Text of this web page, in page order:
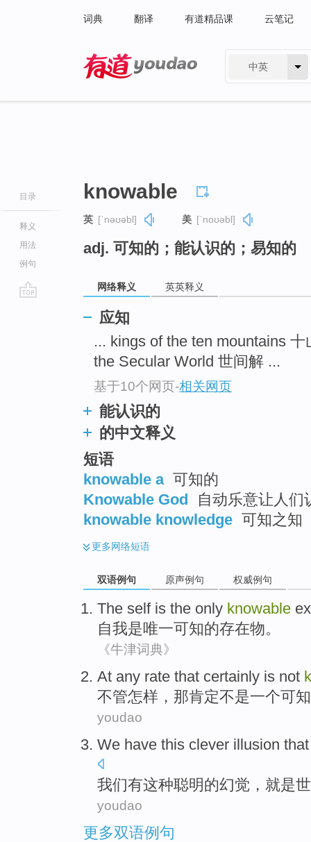
词典 翻译 有道精品课 云笔记
中英
目录
释义
用法
例句
knowable
英 [ˈnəʊəbl] 美 [ˈnoʊəbl]
adj. 可知的；能认识的；易知的
网络释义 英英释义
应知
... kings of the ten mountains
the Secular World 世间解 ...
基于10个网页-相关网页
能认识的
的中文释义
短语
knowable a 可知的
Knowable God
自动乐意让人们
knowable knowledge 可知之知
更多网络短语
双语例句 原声例句 权威例句
The self is the only knowable
自我是唯一可知的存在物。
《牛津词典》
At any rate that certainly is not
不管怎样， 那肯定不是一个可知
youdao
We have this clever illusion that
我们有这种聪明的幻觉 ， 就是
youdao
更多双语例句